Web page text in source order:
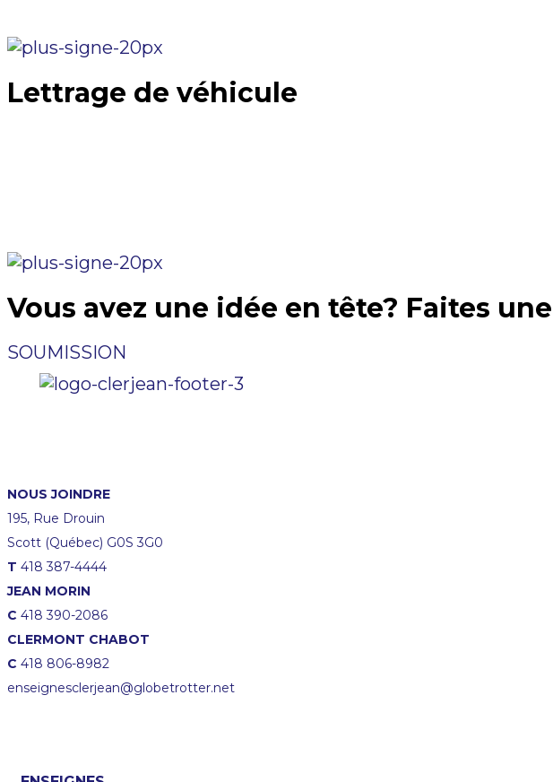
Lettrage de véhicule
Vous avez une idée en tête? Faites
SOUMISSION
NOUS JOINDRE
195, Rue Drouin
Scott (Québec) G0S 3G0
T 418 387-4444
JEAN MORIN
C 418 390-2086
CLERMONT CHABOT
C 418 806-8982
enseignesclerjean@globetrotter.net